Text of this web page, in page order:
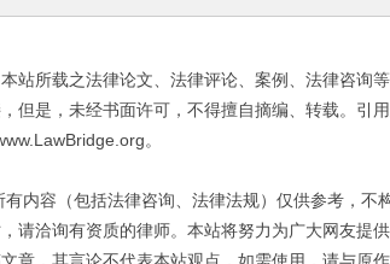
本站所载之法律论文、法律评论、案例、法律咨询
但是，未经书面许可，不得擅自摘编、转载。引
。
容（包括法律咨询、法律法规）仅供参考，不
请洽询有资质的律师。本站将努力为广大网友提